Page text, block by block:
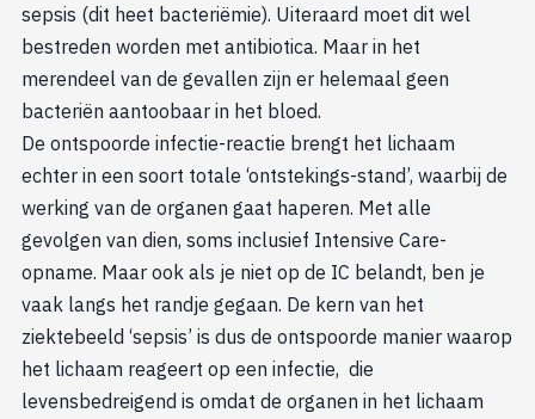
sepsis (dit heet bacteriëmie). Uiteraard moet dit wel
bestreden worden met antibiotica. Maar in het
merendeel van de gevallen zijn er helemaal geen
bacteriën aantoobaar in het bloed.
De ontspoorde infectie-reactie brengt het lichaam
echter in een soort totale ‘ontstekings-stand’, waarbij de
werking van de organen gaat haperen. Met alle
gevolgen van dien, soms inclusief Intensive Care-
opname. Maar ook als je niet op de IC belandt, ben je
vaak langs het randje gegaan. De kern van het
ziektebeeld ‘sepsis’ is dus de ontspoorde manier waarop
het lichaam reageert op een infectie, die
levensbedreigend is omdat de organen in het lichaam